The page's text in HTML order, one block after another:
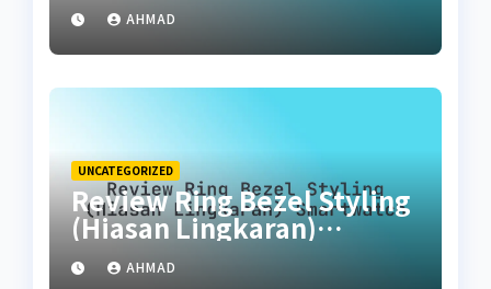
AHMAD
UNCATEGORIZED
Review Ring Bezel Styling
(Hiasan Lingkaran)
Smartwatch
AHMAD